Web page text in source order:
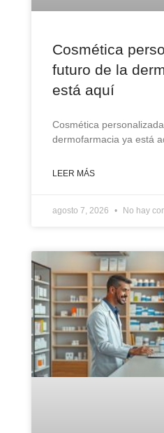
Cosmética
futuro de la
está aquí
Cosmética
dermofarmacia ya está
LEER MÁS
agosto 7, 2026 No hay